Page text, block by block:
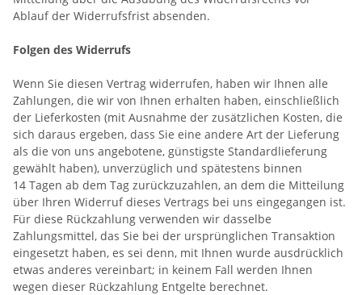
Ablauf der Widerrufsfrist absenden.
Folgen des Widerrufs
Wenn Sie diesen Vertrag widerrufen, haben wir Ihnen alle
Zahlungen, die wir von Ihnen erhalten haben, einschließlich
der Lieferkosten (mit Ausnahme der zusätzlichen Kosten, die
sich daraus ergeben, dass Sie eine andere Art der Lieferung
als die von uns angebotene, günstigste Standardlieferung
gewählt haben), unverzüglich und spätestens binnen
14 Tagen ab dem Tag zurückzuzahlen, an dem die Mitteilung
über Ihren Widerruf dieses Vertrags bei uns eingegangen ist.
Für diese Rückzahlung verwenden wir dasselbe
Zahlungsmittel, das Sie bei der ursprünglichen Transaktion
eingesetzt haben, es sei denn, mit Ihnen wurde ausdrücklich
etwas anderes vereinbart; in keinem Fall werden Ihnen
wegen dieser Rückzahlung Entgelte berechnet.